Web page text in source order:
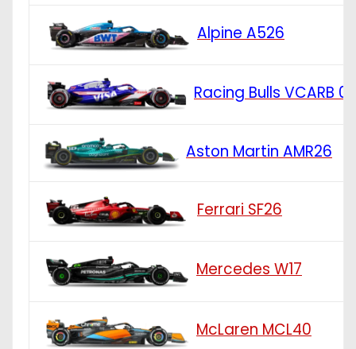
Alpine A526
Racing Bulls VCARB 03
Aston Martin AMR26
Ferrari SF26
Mercedes W17
McLaren MCL40